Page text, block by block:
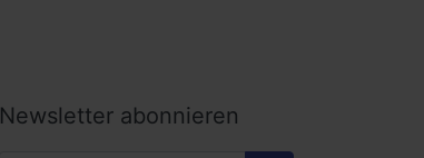
Newsletter abonnieren